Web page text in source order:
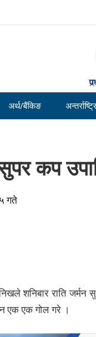
अर्थ/बैंकिङ
कप
गते
शनिबार राति
एक एक गोल गरे ।